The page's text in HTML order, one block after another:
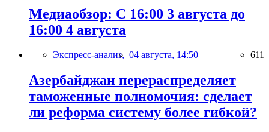
Медиаобзор: С 16:00 3 августа до
16:00 4 августа
Экспресс-анализ, 04 августа, 14:50 611
Азербайджан перераспределяет
таможенные полномочия: сделает
ли реформа систему более гибкой?